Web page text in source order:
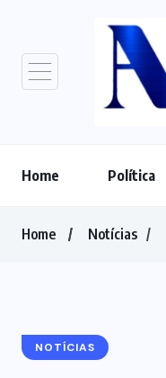
Home Política
Home Notícias
NOTÍCIAS